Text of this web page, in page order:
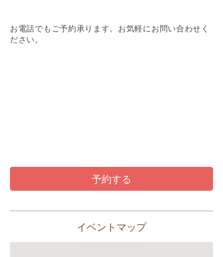
お電話でもご予約承ります。お気軽にお問い合わせく
ださい。
予約する
イベントマップ